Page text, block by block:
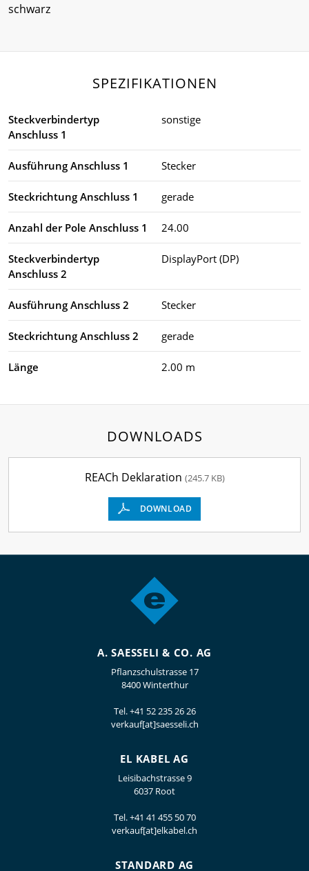
schwarz
SPEZIFIKATIONEN
Steckverbindertyp
Anschluss 1
sonstige
Ausführung Anschluss 1 Stecker
Steckrichtung Anschluss 1 gerade
Anzahl der Pole Anschluss 1 24.00
Steckverbindertyp
Anschluss 2
DisplayPort (DP)
Ausführung Anschluss 2 Stecker
Steckrichtung Anschluss 2 gerade
Länge 2.00 m
DOWNLOADS
REACh Deklaration (245.7 KB)
DOWNLOAD
A. SAESSELI & CO. AG
Pflanzschulstrasse 17
8400 Winterthur
Tel.+41 52 235 26 26
verkauf[at]saesseli.ch
EL KABEL AG
Leisibachstrasse 9
6037 Root
Tel.+41 41 455 50 70
verkauf[at]elkabel.ch
STANDARD AG